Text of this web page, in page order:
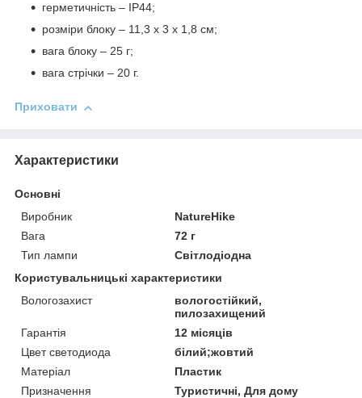
герметичність – IP44;
розміри блоку – 11,3 x 3 x 1,8 см;
вага блоку – 25 г;
вага стрічки – 20 г.
Приховати
Характеристики
Основні
Виробник
NatureHike
Вага
72 г
Тип лампи
Світлодіодна
Користувальницькі характеристики
Вологозахист
вологостійкий,
пилозахищений
Гарантія
12 місяців
Цвет светодиода
білий;жовтий
Матеріал
Пластик
Призначення
Туристичні, Для дому